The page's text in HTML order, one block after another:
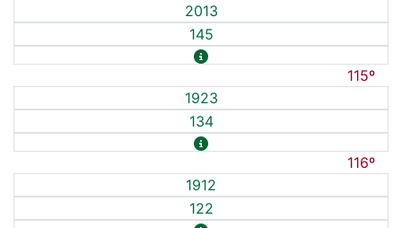
2013
145
115º
1923
134
116º
1912
122